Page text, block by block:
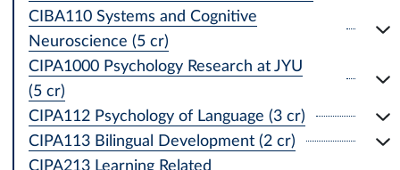
CIBA110 Systems and Cognitive
Neuroscience (5 cr)
CIPA1000 Psychology Research at JYU
(5 cr)
CIPA112 Psychology of Language (3 cr)
CIPA113 Bilingual Development (2 cr)
CIPA213 Learning Related